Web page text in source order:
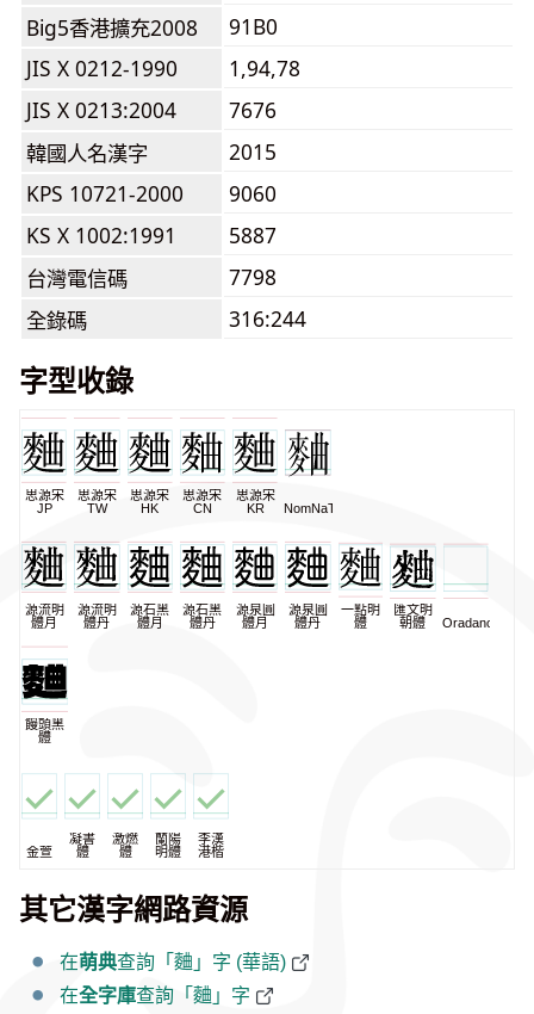
Big5香港擴充2008
91B0
JIS X 0212-1990
1,94,78
JIS X 0213:2004
7676
韓國人名漢字
2015
KPS 10721-2000
9060
KS X 1002:1991
5887
台灣電信碼
7798
全錄碼
316:244
字型收錄
思源宋
JP
思源宋
TW
思源宋
HK
思源宋
CN
思源宋
KR
NomNaTong
源流明
體月
源流明
體丹
源石黑
體月
源石黑
體丹
源泉圓
體月
源泉圓
體丹
一點明
體
匯文明
朝體
Oradano
饅頭黑
體
金萱
凝書
體
激燃
體
蘭陽
明體
李漢
港楷
其它漢字網路資源
在萌典查詢「麯」字 (華語)
在全字庫查詢「麯」字